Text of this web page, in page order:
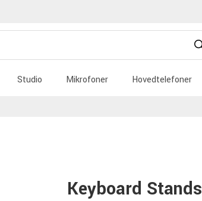
Studio Mikrofoner Hovedtelefoner
Keyboard Stands